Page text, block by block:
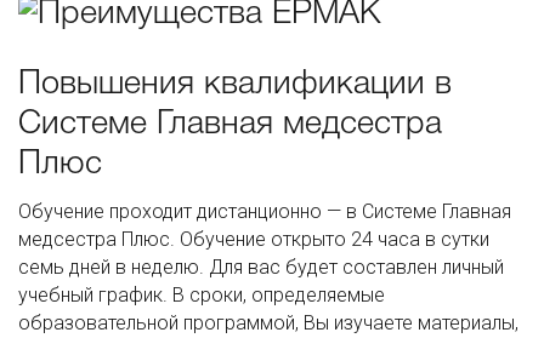
Повышения квалификации в
Системе Главная медсестра
Плюс
Обучение проходит дистанционно — в Системе Главная
медсестра Плюс. Обучение открыто 24 часа в сутки
семь дней в неделю. Для вас будет составлен личный
учебный график. В сроки, определяемые
образовательной программой, Вы изучаете материалы,